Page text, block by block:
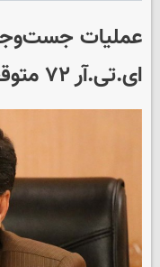
عملیات
ای.تی.آر ۷۲ متوقف می شود؟